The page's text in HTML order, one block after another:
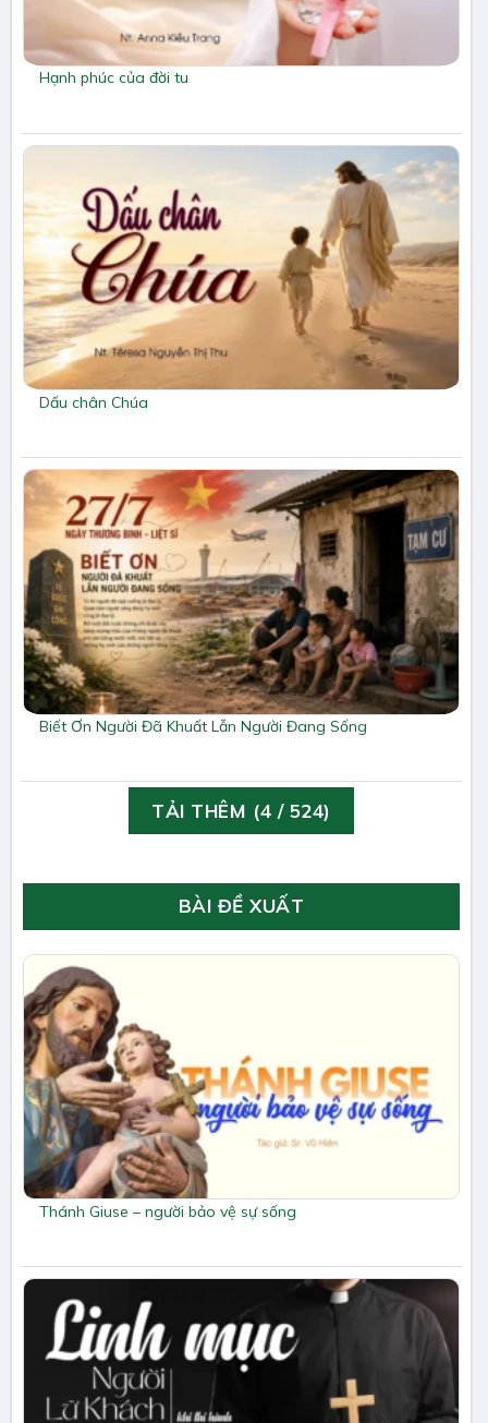
Hạnh phúc của đời tu
Dấu chân Chúa
Biết Ơn Người Đã Khuất Lẫn Người Đang Sống
TẢI THÊM (4 / 524)
BÀI ĐỀ XUẤT
Thánh Giuse – người bảo vệ sự sống